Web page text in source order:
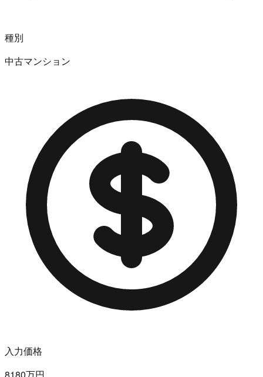
種別
中古マンション
入力価格
8180万円